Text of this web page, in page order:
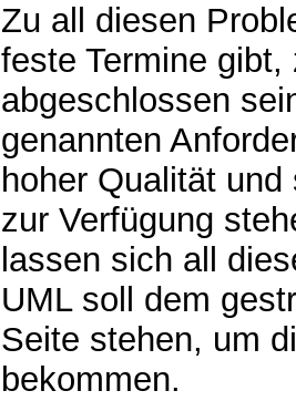
Zu all diesen
feste Termine
abgeschlossen
genannten
hoher Qualität
zur Verfügung
lassen sich all
UML soll dem
Seite stehen, um
bekommen.